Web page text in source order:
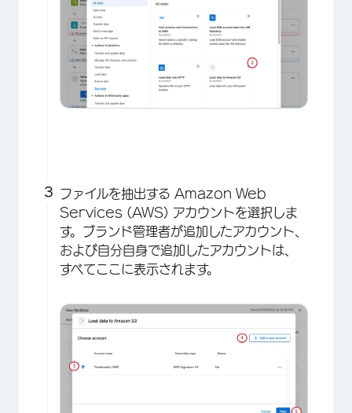
ファイルを抽出する Amazon Web
Services (AWS) アカウントを選択しま
す。ブランド管理者が追加したアカウント、
および自分自身で追加したアカウントは、
すべてここに表示されます。